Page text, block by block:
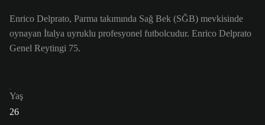
Enrico Delprato, Parma takımında Sağ Bek (SĞB) mevkisinde
oynayan İtalya uyruklu profesyonel futbolcudur. Enrico Delprato
Genel Reytingi 75.
Yaş
26